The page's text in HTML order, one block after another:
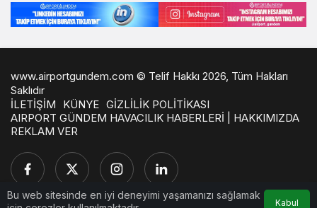
Bu web sitesinde en iyi deneyimi yaşamanızı sağlamak
Kabul
www.airportgundem.com © Telif Hakkı 2026, Tüm Hakları
Saklıdır
İLETİŞİM
KÜNYE GİZLİLİK POLİTİKASI
AIRPORT GÜNDEM HAVACILIK HABERLERİ | HAKKIMIZDA
REKLAM VER